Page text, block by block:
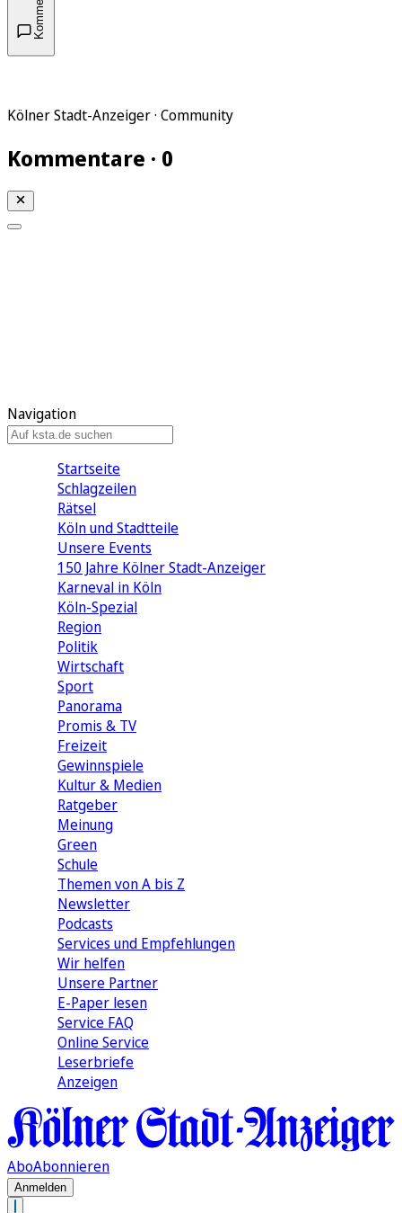
Kölner Stadt-Anzeiger · Community
Kommentare · 0
Navigation
Startseite
Schlagzeilen
Rätsel
Köln und Stadtteile
Unsere Events
150 Jahre Kölner Stadt-Anzeiger
Karneval in Köln
Köln-Spezial
Region
Politik
Wirtschaft
Sport
Panorama
Promis & TV
Freizeit
Gewinnspiele
Kultur & Medien
Ratgeber
Meinung
Green
Schule
Themen von A bis Z
Newsletter
Podcasts
Services und Empfehlungen
Wir helfen
Unsere Partner
E-Paper lesen
Service FAQ
Online Service
Leserbriefe
Anzeigen
AboAbonnieren
Anmelden